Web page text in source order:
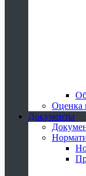
Оценка
Документы